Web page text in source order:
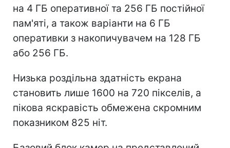
на 4 ГБ оперативної та 256 ГБ постійної
пам'яті, а також варіанти на 6 ГБ
оперативки з накопичувачем на 128 ГБ
або 256 ГБ.
Низька роздільна здатність екрана
становить лише 1600 на 720 пікселів, а
пікова яскравість обмежена скромним
показником 825 ніт.